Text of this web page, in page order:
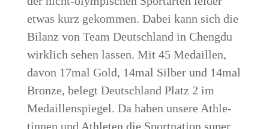
etwas kurz gekom­men. Dabei kann sich die
Bilanz von Team Deutsch­land in Cheng­du
wirk­lich sehen las­sen. Mit 45 Medail­len,
davon 17mal Gold, 14mal Sil­ber und 14mal
Bron­ze, belegt Deutsch­land Platz 2 im
Medail­len­spie­gel. Da haben unse­re Ath­le­
tin­nen und Ath­le­ten die Sport­na­ti­on super